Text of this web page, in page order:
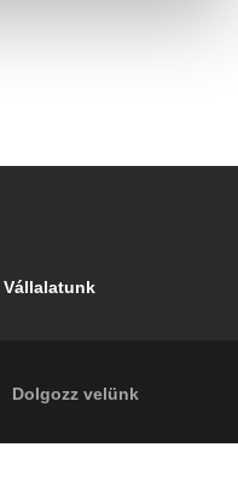
Vállalatunk
Dolgozz velünk